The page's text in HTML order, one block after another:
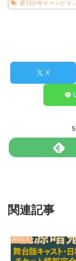
週刊少年チャンピオ
X
関連記事
桃源暗鬼